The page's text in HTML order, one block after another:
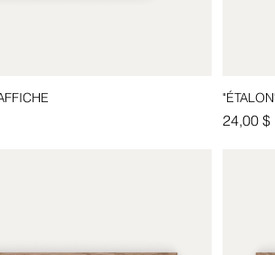
Aperçu rapide
Prix
24,00 $